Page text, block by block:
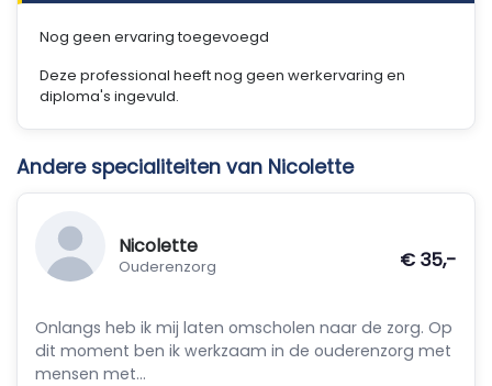
Nog geen ervaring toegevoegd
Deze professional heeft nog geen werkervaring en
diploma's ingevuld.
Andere specialiteiten van Nicolette
Nicolette
Ouderenzorg € 35,-
Onlangs heb ik mij laten omscholen naar de zorg. Op
dit moment ben ik werkzaam in de ouderenzorg met
mensen met...